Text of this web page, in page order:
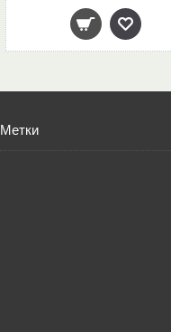
Метки